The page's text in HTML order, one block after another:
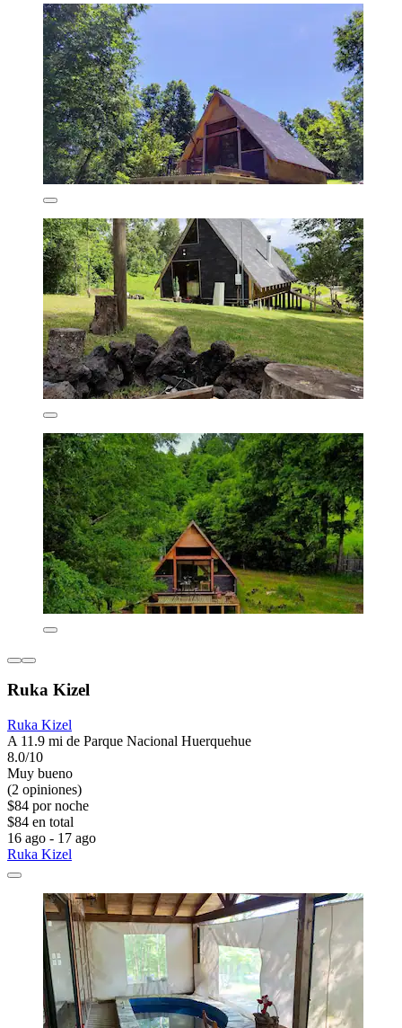
Ruka Kizel
Ruka Kizel
A 11.9 mi de Parque Nacional Huerquehue
8.0/10
Muy bueno
(2 opiniones)
$84 por noche
$84 en total
16 ago - 17 ago
Ruka Kizel